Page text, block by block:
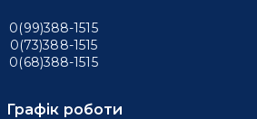
Графік роботи
0(99)388-1515
0(73)388-1515
0(68)388-1515